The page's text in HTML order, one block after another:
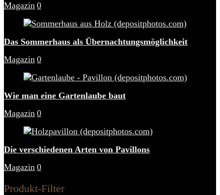
Magazin 0
Das Sommerhaus als Übernachtungsmöglichkeit
Magazin 0
Wie man eine Gartenlaube baut
Magazin 0
Die verschiedenen Arten von Pavillons
Magazin 0
Produkt-Filter